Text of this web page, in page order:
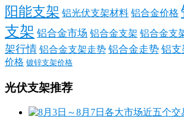
阳能支架 铝光伏支架材料 铝合金价格
支架 铝合金市场 铝合金支架 铝合金支
架行情 铝合金支架走势 铝合金走势 铝支
价格 镀锌支架价格
光伏支架推荐